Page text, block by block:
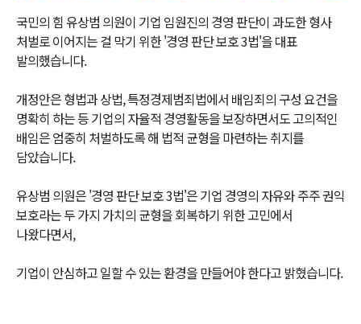
국민의 힘 유상범 의원이 기업 임원진의 경영 판단이 과도한 형사
처벌로 이어지는 걸 막기 위한 '경영 판단 보호 3법'을 대표
발의했습니다.
개정안은 형법과 상법, 특정경제범죄법에서 배임죄의 구성 요건을
명확히 하는 등 기업의 자율적 경영활동을 보장하면서도 고의적인
배임은 엄중히 처벌하도록 해 법적 균형을 마련하는 취지를
담았습니다.
유상범 의원은 '경영 판단 보호 3법'은 기업 경영의 자유와 주주 권익
보호라는 두 가지 가치의 균형을 회복하기 위한 고민에서
나왔다면서,
기업이 안심하고 일할 수 있는 환경을 만들어야 한다고 밝혔습니다.